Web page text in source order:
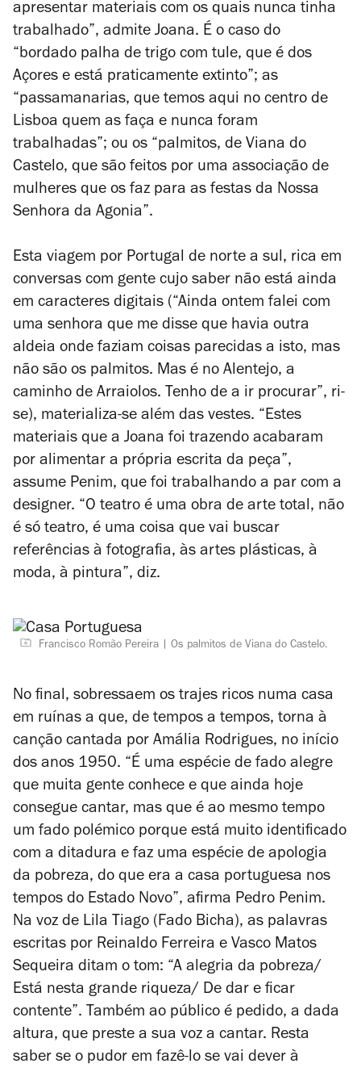
apresentar materiais com os quais nunca tinha
trabalhado”, admite Joana. É o caso do
“bordado palha de trigo com tule, que é dos
Açores e está praticamente extinto”; as
“passamanarias, que temos aqui no centro de
Lisboa quem as faça e nunca foram
trabalhadas”; ou os “palmitos, de Viana do
Castelo, que são feitos por uma associação de
mulheres que os faz para as festas da Nossa
Senhora da Agonia”.
Esta viagem por Portugal de norte a sul, rica em
conversas com gente cujo saber não está ainda
em caracteres digitais (“Ainda ontem falei com
uma senhora que me disse que havia outra
aldeia onde faziam coisas parecidas a isto, mas
não são os palmitos. Mas é no Alentejo, a
caminho de Arraiolos. Tenho de a ir procurar”, ri-
se), materializa-se além das vestes. “Estes
materiais que a Joana foi trazendo acabaram
por alimentar a própria escrita da peça”,
assume Penim, que foi trabalhando a par com a
designer. “O teatro é uma obra de arte total, não
é só teatro, é uma coisa que vai buscar
referências à fotografia, às artes plásticas, à
moda, à pintura”, diz.
Francisco Romão Pereira Os palmitos de Viana do Castelo.
No final, sobressaem os trajes ricos numa casa
em ruínas a que, de tempos a tempos, torna à
canção cantada por Amália Rodrigues, no início
dos anos 1950. “É uma espécie de fado alegre
que muita gente conhece e que ainda hoje
consegue cantar, mas que é ao mesmo tempo
um fado polémico porque está muito identificado
com a ditadura e faz uma espécie de apologia
da pobreza, do que era a casa portuguesa nos
tempos do Estado Novo”, afirma Pedro Penim.
Na voz de Lila Tiago (Fado Bicha), as palavras
escritas por Reinaldo Ferreira e Vasco Matos
Sequeira ditam o tom: “A alegria da pobreza/
Está nesta grande riqueza/ De dar e ficar
contente”. Também ao público é pedido, a dada
altura, que preste a sua voz a cantar. Resta
saber se o pudor em fazê-lo se vai dever à